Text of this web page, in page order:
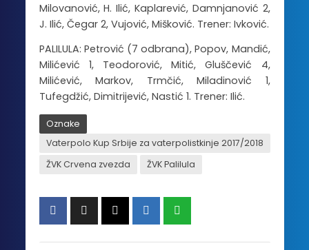
Milovanović, H. Ilić, Kaplarević, Damnjanović 2,
J. Ilić, Čegar 2, Vujović, Mišković. Trener: Ivković.
PALILULA: Petrović (7 odbrana), Popov, Mandić,
Milićević 1, Teodorović, Mitić, Gluščević 4,
Milićević, Markov, Trmčić, Miladinović 1,
Tufegdžić, Dimitrijević, Nastić 1. Trener: Ilić.
Oznake
Vaterpolo Kup Srbije za vaterpolistkinje 2017/2018
ŽVK Crvena zvezda
ŽVK Palilula